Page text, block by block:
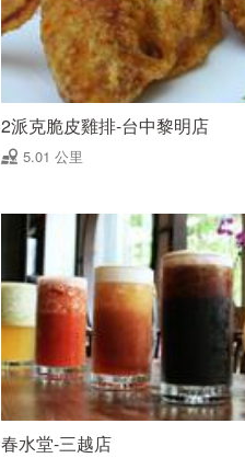
2派克脆皮雞排-台中黎明店
5.01 公里
春水堂-三越店